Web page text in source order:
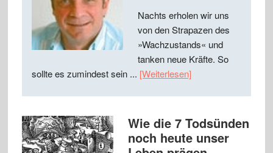
Nachts erholen wir uns
von den Strapazen des
»Wachzustands« und
tanken neue Kräfte. So
sollte es zumindest sein ... [Weiterlesen]
Wie die 7 Todsünden
noch heute unser